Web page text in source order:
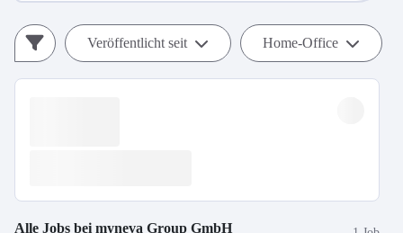
Veröffentlicht seit Home-Office
Alle Jobs bei myneva Group GmbH